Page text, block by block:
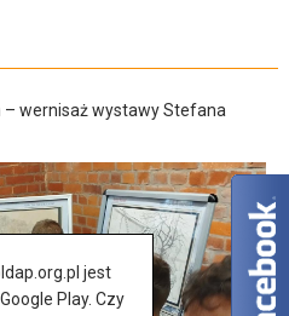
wernisaż wystawy Stefana
jest
Play. Czy